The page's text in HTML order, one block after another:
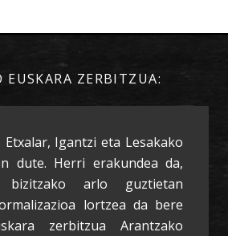
EUSKARA ZERBITZUA:
Etxalar, Igantzi eta Lesakako
dute. Herri erakundea da,
arlo guztietan
lortzea da bere
zerbitzua Arantzako